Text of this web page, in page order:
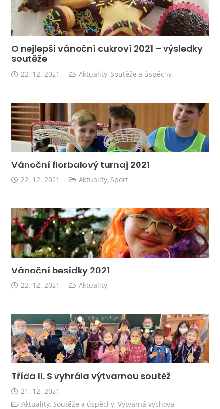
O nejlepší vánoční cukroví 2021 – výsledky
soutěže
22. 12. 2021 Aktuality, Soutěže a úspěchy
Vánoční florbalový turnaj 2021
22. 12. 2021 Aktuality, Sport
Vánoční besídky 2021
22. 12. 2021 Aktuality
Třída II. S vyhrála výtvarnou soutěž
21. 12. 2021
Aktuality, Soutěže a úspěchy, Výtvarná výchova